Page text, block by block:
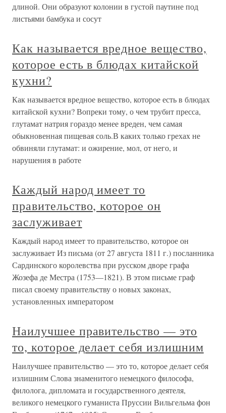
длиной. Они образуют колонии в густой паутине под
листьями бамбука и сосут
Как называется вредное вещество,
которое есть в блюдах китайской
кухни?
Как называется вредное вещество, которое есть в блюдах
китайской кухни? Вопреки тому, о чем трубит пресса,
глутамат натрия гораздо менее вреден, чем самая
обыкновенная пищевая соль.В каких только грехах не
обвиняли глутамат: и ожирение, мол, от него, и
нарушения в работе
Каждый народ имеет то
правительство, которое он
заслуживает
Каждый народ имеет то правительство, которое он
заслуживает Из письма (от 27 августа 1811 г.) посланника
Сардинского королевства при русском дворе графа
Жозефа де Местра (1753—1821). В этом письме граф
писал своему правительству о новых законах,
установленных императором
Наилучшее правительство — это
то, которое делает себя излишним
Наилучшее правительство — это то, которое делает себя
излишним Слова знаменитого немецкого философа,
филолога, дипломата и государственного деятеля,
великого немецкого гуманиста Пруссии Вильгельма фон